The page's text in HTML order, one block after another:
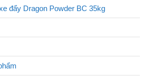
đẩy Dragon Powder BC 35kg